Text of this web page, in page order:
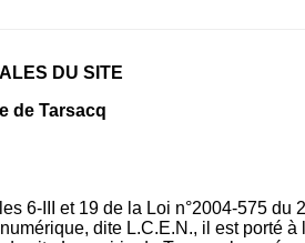
DU SITE
de Tarsacq
6-III et 19 de la Loi n°2004-575 du
dite L.C.E.N., il est porté à